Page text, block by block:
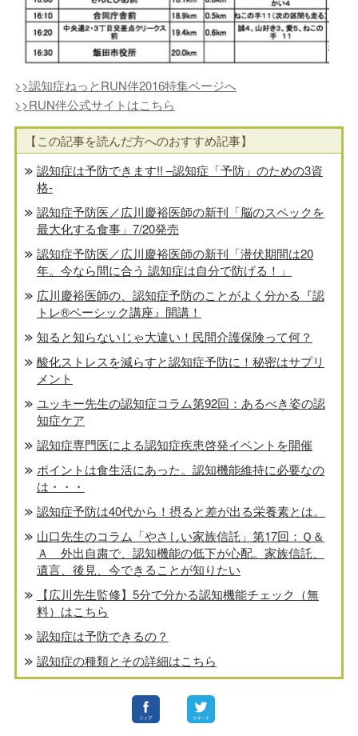
>>認知症ねっとRUN伴2016特集ページへ
>>RUN伴公式サイトはこちら
【この記事を読んだ方へのおすすめ記事】
認知症は予防できます!! –認知症「予防」のための3資
格-
認知症予防医／広川慶裕医師の新刊「脳のスペックを
最大化する食事」7/20発売
認知症予防医／広川慶裕医師の新刊「潜伏期間は20
年。今なら間に合う 認知症は自分で防げる！」
広川慶裕医師の、認知症予防のことがよく分かる『認
トレ®️ベーシック講座』開講！
知ると知らないじゃ大違い！民間介護保険って何？
酸化ストレスを減らすと認知症予防に！秘密はサプリ
メント
ユッキー先生の認知症コラム第92回：あるべき姿の認
知症ケア
認知症専門医による認知症疾患啓発イベントを開催
ポイントは食生活にあった。認知機能維持に必要なの
は・・・
認知症予防は40代から！摂ると差が出る栄養素とは。
山口先生のコラム「やさしい家族信託」第17回：Ｑ＆
Ａ 外出自粛で、認知機能の低下が心配。家族信託、
遺言、後見、今できることが知りたい
【広川先生監修】5分で分かる認知機能チェック（無
料）はこちら
認知症は予防できるの？
認知症の種類とその詳細はこちら